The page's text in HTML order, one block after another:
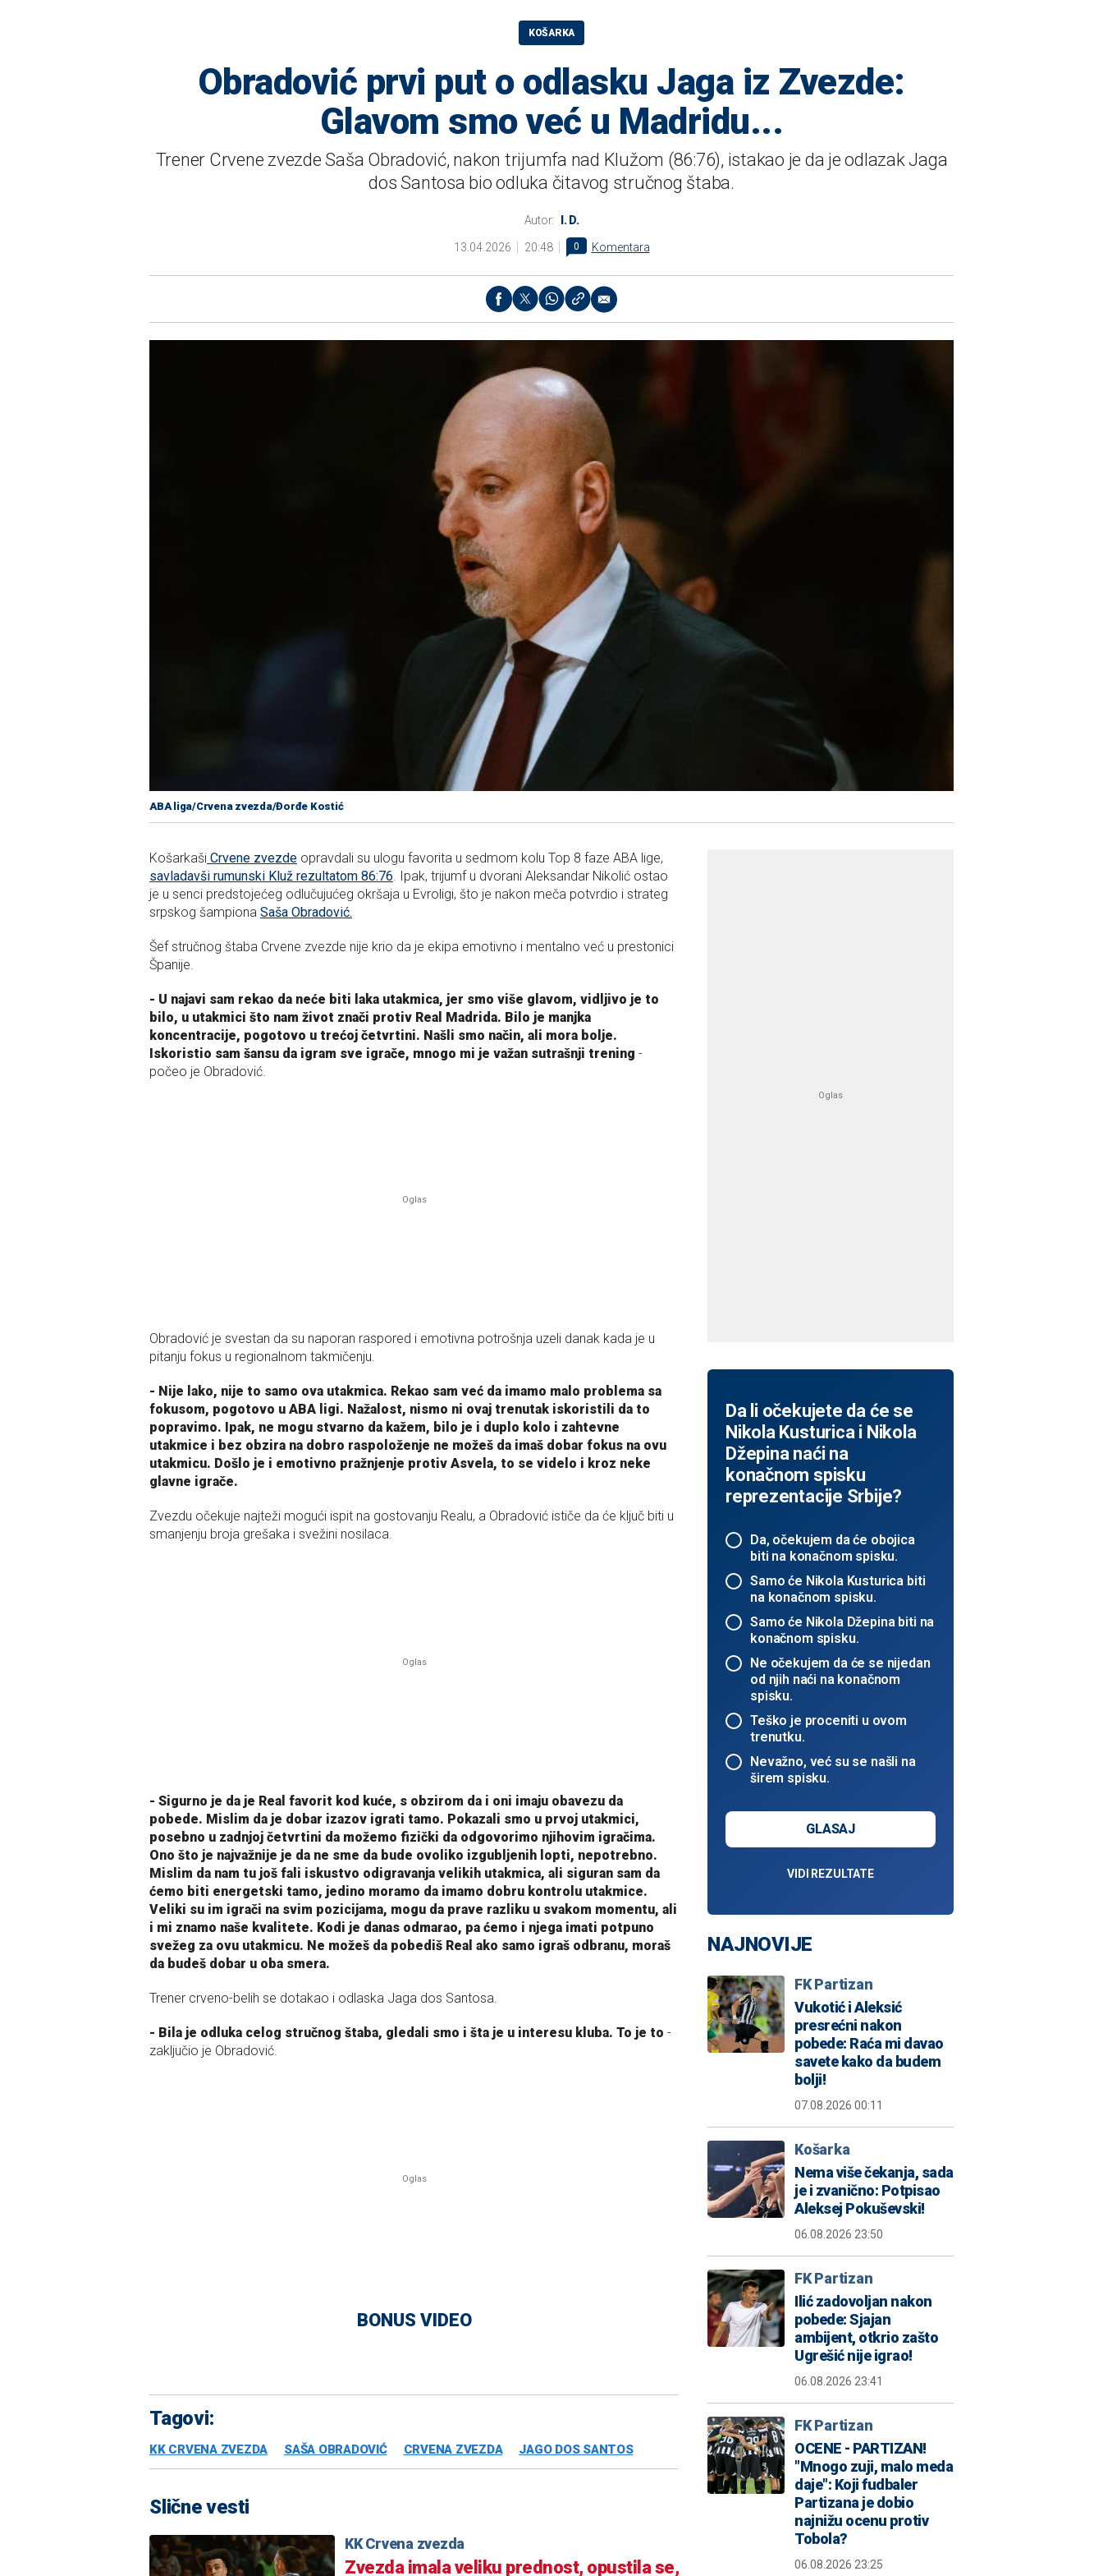
KOŠARKA
Obradović prvi put o odlasku Jaga iz Zvezde:
Glavom smo već u Madridu...
Trener Crvene zvezde Saša Obradović, nakon trijumfa nad Klužom (86:76), istakao je da je odlazak Jaga
dos Santosa bio odluka čitavog stručnog štaba.
Autor: I. D.
13.04.2026 20:48 0 Komentara
ABA liga/Crvena zvezda/Đorđe Kostić
Košarkaši Crvene zvezde opravdali su ulogu favorita u sedmom kolu Top 8 faze ABA lige,
savladavši rumunski Kluž rezultatom 86:76 . Ipak, trijumf u dvorani Aleksandar Nikolić ostao
je u senci predstojećeg odlučujućeg okršaja u Evroligi, što je nakon meča potvrdio i strateg
srpskog šampiona Saša Obradović.
Šef stručnog štaba Crvene zvezde nije krio da je ekipa emotivno i mentalno već u prestonici
Španije.
- U najavi sam rekao da neće biti laka utakmica, jer smo više glavom, vidljivo je to
bilo, u utakmici što nam život znači protiv Real Madrida. Bilo je manjka
koncentracije, pogotovo u trećoj četvrtini. Našli smo način, ali mora bolje.
Iskoristio sam šansu da igram sve igrače, mnogo mi je važan sutrašnji trening -
počeo je Obradović.
Obradović je svestan da su naporan raspored i emotivna potrošnja uzeli danak kada je u
pitanju fokus u regionalnom takmičenju.
- Nije lako, nije to samo ova utakmica. Rekao sam već da imamo malo problema sa
fokusom, pogotovo u ABA ligi. Nažalost, nismo ni ovaj trenutak iskoristili da to
popravimo. Ipak, ne mogu stvarno da kažem, bilo je i duplo kolo i zahtevne
utakmice i bez obzira na dobro raspoloženje ne možeš da imaš dobar fokus na ovu
utakmicu. Došlo je i emotivno pražnjenje protiv Asvela, to se videlo i kroz neke
glavne igrače.
Zvezdu očekuje najteži mogući ispit na gostovanju Realu, a Obradović ističe da će ključ biti u
smanjenju broja grešaka i svežini nosilaca.
- Sigurno je da je Real favorit kod kuće, s obzirom da i oni imaju obavezu da
pobede. Mislim da je dobar izazov igrati tamo. Pokazali smo u prvoj utakmici,
posebno u zadnjoj četvrtini da možemo fizički da odgovorimo njihovim igračima.
Ono što je najvažnije je da ne sme da bude ovoliko izgubljenih lopti, nepotrebno.
Mislim da nam tu još fali iskustvo odigravanja velikih utakmica, ali siguran sam da
ćemo biti energetski tamo, jedino moramo da imamo dobru kontrolu utakmice.
Veliki su im igrači na svim pozicijama, mogu da prave razliku u svakom momentu, ali
i mi znamo naše kvalitete. Kodi je danas odmarao, pa ćemo i njega imati potpuno
svežeg za ovu utakmicu. Ne možeš da pobediš Real ako samo igraš odbranu, moraš
da budeš dobar u oba smera.
Trener crveno-belih se dotakao i odlaska Jaga dos Santosa.
- Bila je odluka celog stručnog štaba, gledali smo i šta je u interesu kluba. To je to -
zaključio je Obradović.
BONUS VIDEO
Tagovi:
KK CRVENA ZVEZDA SAŠA OBRADOVIĆ CRVENA ZVEZDA JAGO DOS SANTOS
Slične vesti
KK Crvena zvezda
Zvezda imala veliku prednost, opustila se,
Da li očekujete da će se
Nikola Kusturica i Nikola
Džepina naći na
konačnom spisku
reprezentacije Srbije?
Da, očekujem da će obojica
biti na konačnom spisku.
Samo će Nikola Kusturica biti
na konačnom spisku.
Samo će Nikola Džepina biti na
konačnom spisku.
Ne očekujem da će se nijedan
od njih naći na konačnom
spisku.
Teško je proceniti u ovom
trenutku.
Nevažno, već su se našli na
širem spisku.
GLASAJ
VIDI REZULTATE
NAJNOVIJE
FK Partizan
Vukotić i Aleksić
presrećni nakon
pobede: Raća mi davao
savete kako da budem
bolji!
07.08.2026 00:11
Košarka
Nema više čekanja, sada
je i zvanično: Potpisao
Aleksej Pokuševski!
06.08.2026 23:50
FK Partizan
Ilić zadovoljan nakon
pobede: Sjajan
ambijent, otkrio zašto
Ugrešić nije igrao!
06.08.2026 23:41
FK Partizan
OCENE - PARTIZAN!
"Mnogo zuji, malo meda
daje": Koji fudbaler
Partizana je dobio
najnižu ocenu protiv
Tobola?
06.08.2026 23:25